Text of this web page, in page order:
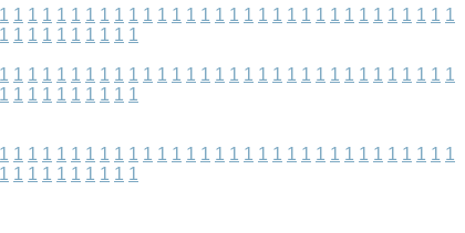
1 1 1 1 1 1 1 1 1 1 1 1 1 1 1 1 1 1 1 1 1 1 1 1 1 1 1 1 1 1 1 1
1 1 1 1 1 1 1 1 1 1
1 1 1 1 1 1 1 1 1 1 1 1 1 1 1 1 1 1 1 1 1 1 1 1 1 1 1 1 1 1 1 1
1 1 1 1 1 1 1 1 1 1
1 1 1 1 1 1 1 1 1 1 1 1 1 1 1 1 1 1 1 1 1 1 1 1 1 1 1 1 1 1 1 1
1 1 1 1 1 1 1 1 1 1